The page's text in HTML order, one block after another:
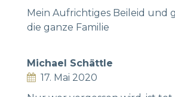
Mein Aufrichtiges Beileid und
die ganze Familie
Michael Schättle
17. Mai 2020